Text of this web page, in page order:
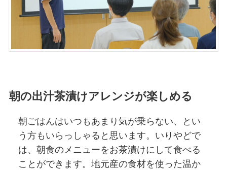
朝の出汁茶漬けアレンジが楽しめる
朝ごはんはいつもあまり気が乗らない、とい
う方もいらっしゃると思います。いりやどで
は、朝食のメニューをお茶漬けにして食べる
ことができます。地元産の食材を使った温か